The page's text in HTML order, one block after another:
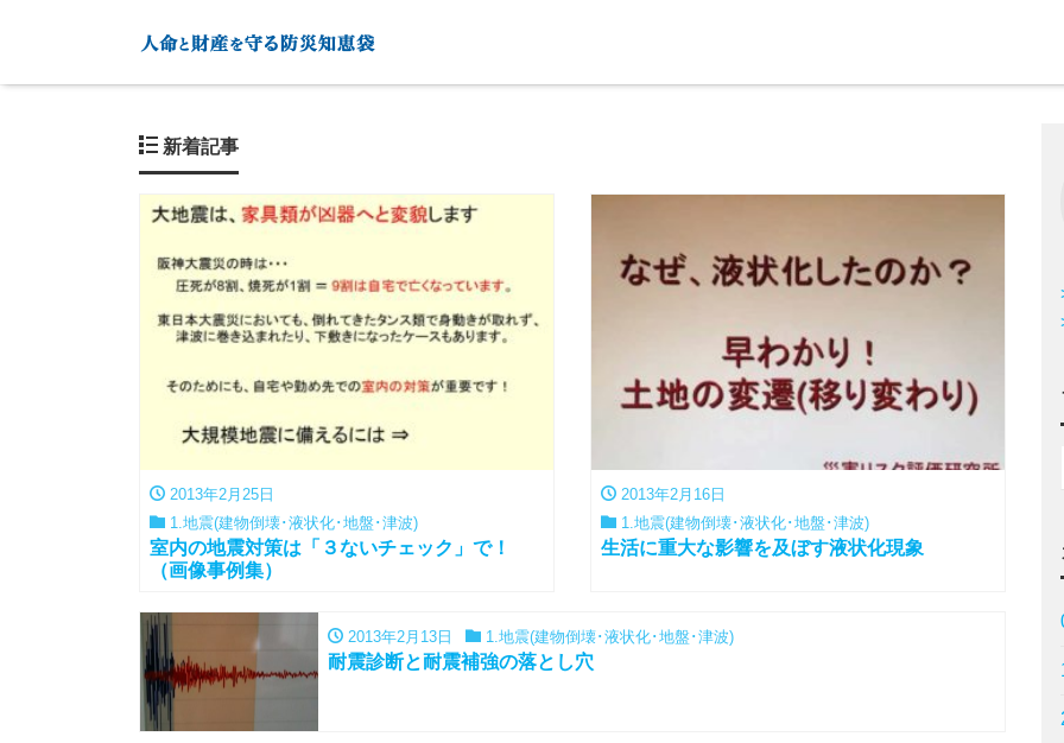
新着記事
2013年2月25日
1.地震(建物倒壊･液状化･地盤･津波)
室内の地震対策は「３ないチェック」で！
（画像事例集）
2013年2月16日
1.地震(建物倒壊･液状化･地盤･津波)
生活に重大な影響を及ぼす液状化現象
2013年2月13日 1.地震(建物倒壊･液状化･地盤･津波)
耐震診断と耐震補強の落とし穴